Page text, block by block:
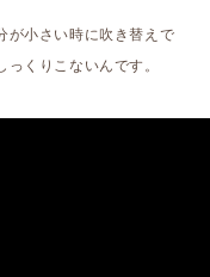
が小さい時に吹き替えで
くりこないんです。